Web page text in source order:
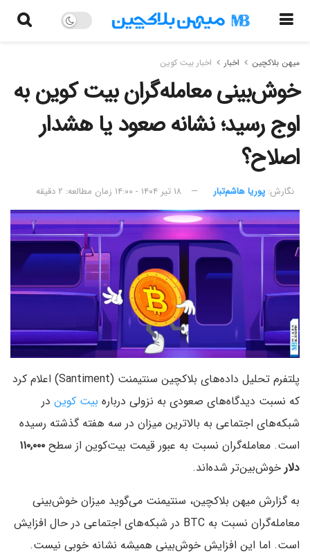
میهن بلاکچین اخبار اخبار بیت کوین
خوش‌بینی معامله‌گران بیت کوین به
اوج رسید؛ نشانه صعود یا هشدار
اصلاح؟
نگارش:‌ پوریا هاشم‌تبار ۱۸ تیر ۱۴۰۴ - ۱۴:۰۰ زمان مطالعه: ۲ دقیقه
پلتفرم تحلیل داده‌های بلاکچین سنتیمنت (Santiment) اعلام کرد
که نسبت دیدگاه‌های صعودی به نزولی درباره بیت کوین در
شبکه‌های اجتماعی به بالاترین میزان در سه هفته گذشته رسیده
است. معامله‌گران نسبت به عبور قیمت بیت‌کوین از سطح ۱۱۰,۰۰۰
دلارخوش‌بین‌تر شده‌اند.
به گزارش میهن بلاکچین، سنتیمنت می‌گوید میزان خوش‌بینی
معامله‌گران نسبت به BTC در شبکه‌های اجتماعی در حال افزایش
است. اما این افزایش خوش‌بینی همیشه نشانه خوبی نیست.